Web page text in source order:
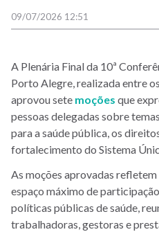
09/07/2026 12:51
A Plenária Final da 10ª
Porto Alegre, realizada entre
aprovou sete moções que
pessoas delegadas sobre
para a saúde pública, os
fortalecimento do Sistema
As moções aprovadas
espaço máximo de
políticas públicas de saúde,
trabalhadoras, gestoras e